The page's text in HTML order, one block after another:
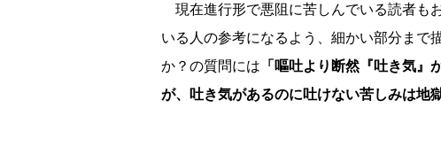
現在進行形で悪阻に苦しんでいる読者も
いる人の参考になるよう、細かい部分まで
か？の質問には 「嘔吐より断然『吐き気
が、吐き気があるのに吐けない苦しみは地